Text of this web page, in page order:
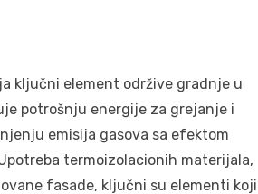
ključni element održive gradnje u
potrošnju energije za grejanje i
emisija gasova sa efektom
termoizolacionih materijala,
fasade, ključni su elementi koji